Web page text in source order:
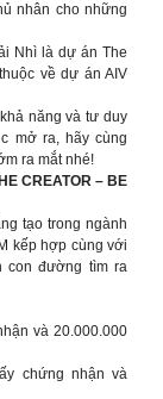
nhân cho những
Nhì là dự án The
về dự án AIV
năng và tư duy
mở ra, hãy cùng
ra mắt nhé!
CREATOR – BE
tạo trong ngành
kếp hợp cùng với
con đường tìm ra
và 20.000.000
chứng nhận và